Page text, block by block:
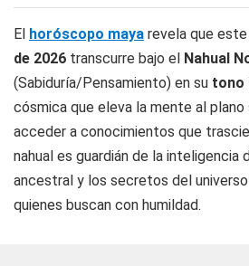
El horóscopo maya revela que este
de 2026 transcurre bajo el Nahual
(Sabiduría/Pensamiento) en su tono
cósmica que eleva la mente al
acceder a conocimientos que
nahual es guardián de la inteligencia
ancestral y los secretos del
quienes buscan con humildad.